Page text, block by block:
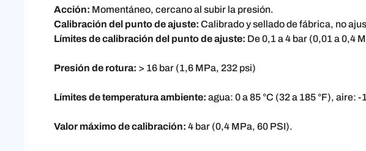
Acción: Momentáneo, cercano al subir la presión.
Calibración del punto de ajuste: Calibrado y sellado de fábrica, no
Límites de calibración del punto de ajuste: De 0,1 a 4 bar (0,01 a 0,4
Presión de rotura: > 16 bar (1,6 MPa, 232 psi)
Límites de temperatura ambiente: agua: 0 a 85 °C (32 a 185 °F), aire: -
Valor máximo de calibración: 4 bar (0,4 MPa, 60 PSI).